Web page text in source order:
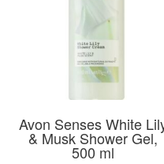
Avon Senses White
& Musk Shower Gel,
500 ml